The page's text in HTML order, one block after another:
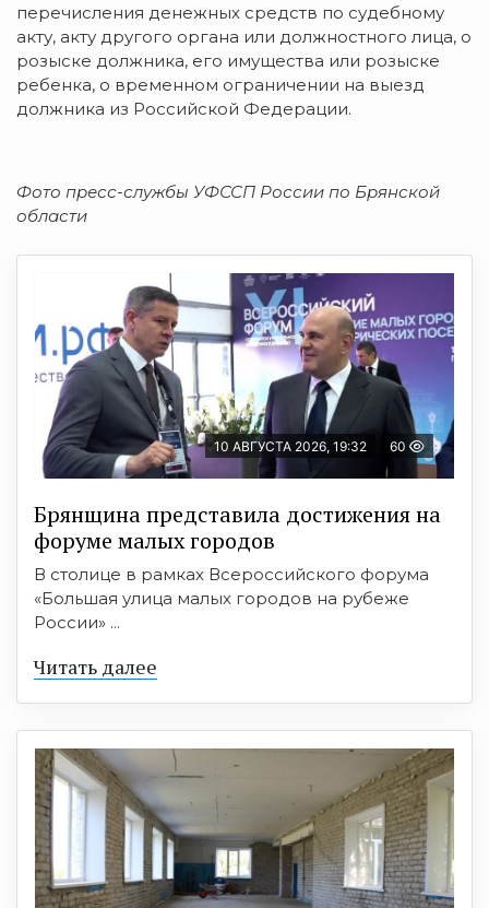
перечисления денежных средств по судебному
акту, акту другого органа или должностного лица, о
розыске должника, его имущества или розыске
ребенка, о временном ограничении на выезд
должника из Российской Федерации.
Фото пресс-службы УФССП России по Брянской
области
10 АВГУСТА 2026, 19:32 60
Брянщина представила достижения на
форуме малых городов
В столице в рамках Всероссийского форума
«Большая улица малых городов на рубеже
России» ...
Читать далее